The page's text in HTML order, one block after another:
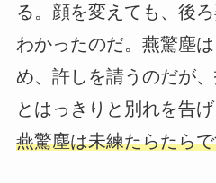
る。顔を変えても、後
わかったのだ。燕驚塵
め、許しを請うのだが
とはっきりと別れを告げ
燕驚塵は未練たらたら